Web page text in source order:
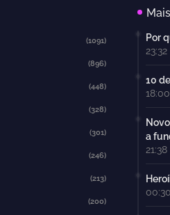
(1091)
(896)
(448)
(328)
(301)
(246)
(213)
(200)
Por
23:32
10
18:00
a
21:38
00:30